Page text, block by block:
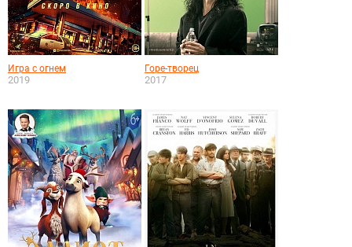
Игра с огнем
2019
Горе-творец
2017